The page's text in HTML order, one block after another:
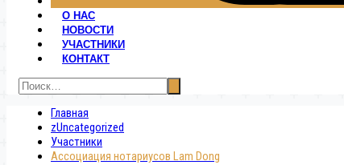
О НАС
НОВОСТИ
УЧАСТНИКИ
КОНТАКТ
Главная
zUncategorized
Участники
Ассоциация нотариусов Lam Dong